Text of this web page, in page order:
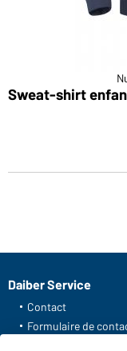
Sweat-shirt
Daiber Service
Contact
Formulaire de